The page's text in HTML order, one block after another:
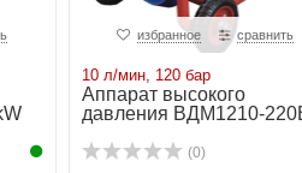
избранное сравнить
10 л/мин, 120 бар
Аппарат высокого
давления ВДМ1210-
(0)